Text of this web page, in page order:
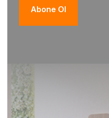
Abone Ol